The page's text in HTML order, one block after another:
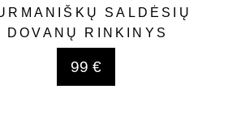
SALDĖSIŲ
DOVANŲ RINKINYS
99 €